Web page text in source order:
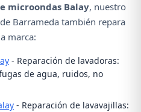
microondas Balay, nuestro
Barrameda también repara
marca:
- Reparación de lavadoras:
de agua, ruidos, no
- Reparación de lavavajillas: